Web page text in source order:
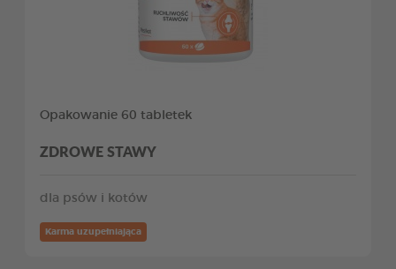
Opakowanie 60 tabletek
ZDROWE STAWY
dla psów i kotów
Karma uzupełniająca